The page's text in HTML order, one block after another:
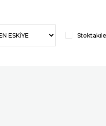
ürünleri ile şimdi
her biri kullanımdan
şık ve rahat. Üstelik en
başlayabilirsiniz.
bu yeni sezon ürünleri
En moda